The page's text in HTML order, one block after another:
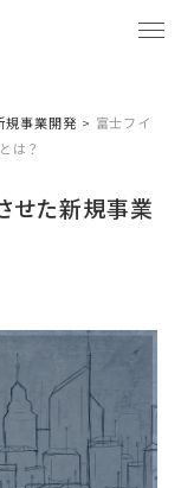
規事業開発 > 富士フイ
は？
せた新規事業